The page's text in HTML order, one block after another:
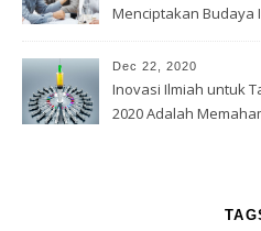
Menciptakan Budaya
Dec 22, 2020
Inovasi Ilmiah untuk
2020 Adalah